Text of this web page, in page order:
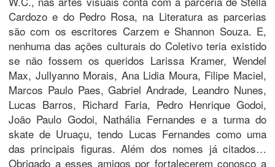
Cardozo e do Pedro Rosa, na Literatura as parcerias
são com os escritores Carzem e Shannon Souza. E,
nenhuma das ações culturais do Coletivo teria existido
se não fossem os queridos Larissa Kramer, Wendel
Max, Jullyanno Morais, Ana Lidia Moura, Filipe Maciel,
Marcos Paulo Paes, Gabriel Andrade, Leandro Nunes,
Lucas Barros, Richard Faria, Pedro Henrique Godoi,
João Paulo Godoi, Nathália Fernandes e a turma do
skate de Uruaçu, tendo Lucas Fernandes como uma
das principais figuras. Além dos nomes já citados…
Obrigado a esses amigos por fortalecerem conosco a